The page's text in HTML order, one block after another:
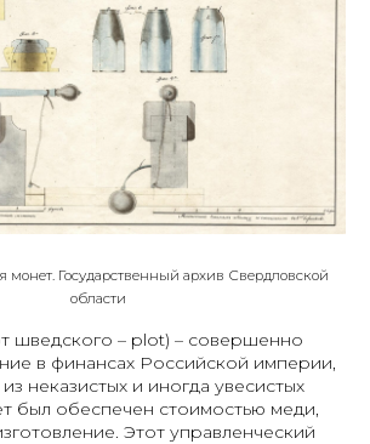
монет. Государственный архив Свердловской
области
шведского – plot) – совершенно
в финансах Российской империи,
неказистых и иногда увесистых
был обеспечен стоимостью меди,
Этот управленческий